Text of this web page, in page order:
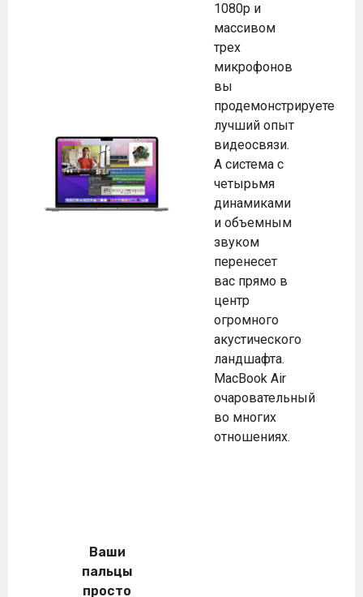
1080p и
массивом
трех
микрофонов
вы
продемонстрируете
лучший опыт
видеосвязи.
А система с
четырьмя
динамиками
и объемным
звуком
перенесет
вас прямо в
центр
огромного
акустического
ландшафта.
MacBook Air
очаровательный
во многих
отношениях.
Ваши
пальцы
просто